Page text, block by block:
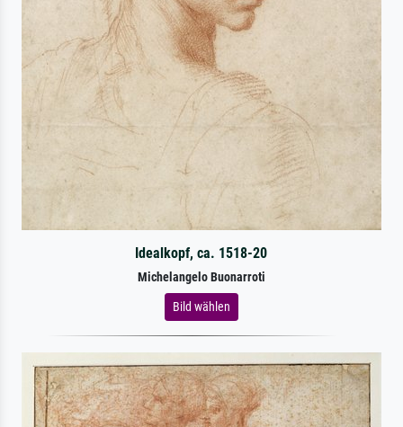
Idealkopf, ca. 1518-20
Michelangelo Buonarroti
Bild wählen